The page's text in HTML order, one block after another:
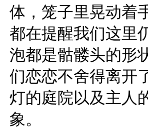
体，笼子里晃动着
都在提醒我们这里
泡都是骷髅头的形
们恋恋不舍得离开
灯的庭院以及主人
象。